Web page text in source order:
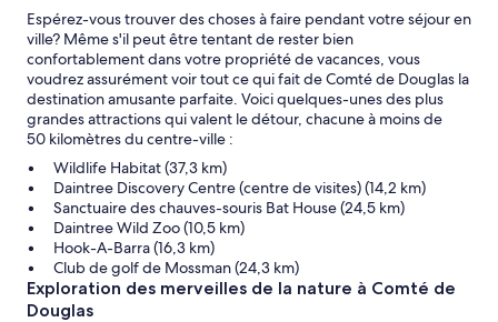
Espérez-vous trouver des choses à faire pendant votre séjour en
ville? Même s'il peut être tentant de rester bien
confortablement dans votre propriété de vacances, vous
voudrez assurément voir tout ce qui fait de Comté de Douglas la
destination amusante parfaite. Voici quelques-unes des plus
grandes attractions qui valent le détour, chacune à moins de
50 kilomètres du centre-ville :
Wildlife Habitat (37,3 km)
Daintree Discovery Centre (centre de visites) (14,2 km)
Sanctuaire des chauves-souris Bat House (24,5 km)
Daintree Wild Zoo (10,5 km)
Hook-A-Barra (16,3 km)
Club de golf de Mossman (24,3 km)
Exploration des merveilles de la nature à Comté de
Douglas